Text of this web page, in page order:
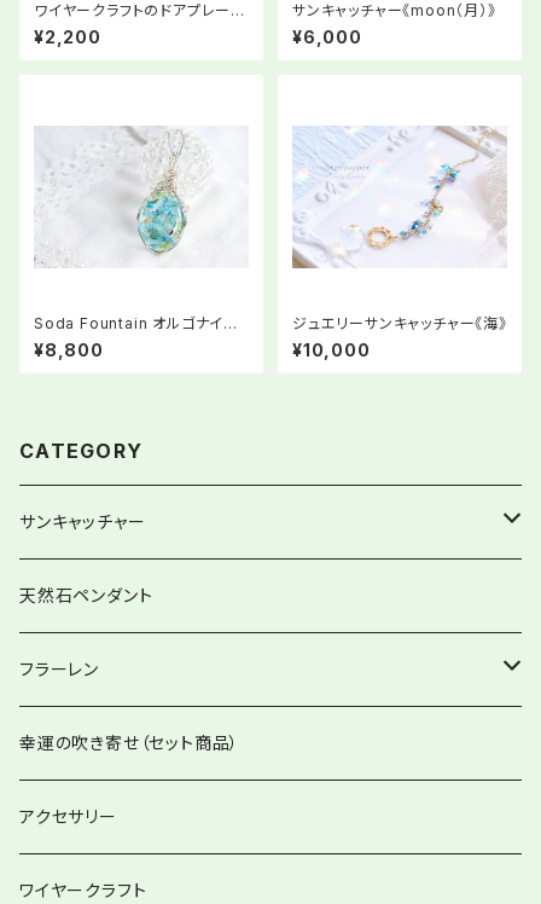
ワイヤークラフトのドアプレート
「toilet」③
¥2,200
サンキャッチャー《moon（月）》
¥6,000
Soda Fountain オルゴナイト
ペンダント
¥8,800
ジュエリーサンキャッチャー《海》
¥10,000
CATEGORY
サンキャッチャー
ストレートタイプ
グローリーサンキャッチャー
12item Suncatcher®︎
ハートminiサンキャッチャー
バッグチャーム兼用
天然石ペンダント
フラーレン
フラーレンペンダント
幸運の吹き寄せ（セット商品）
アクセサリー
ワイヤークラフト